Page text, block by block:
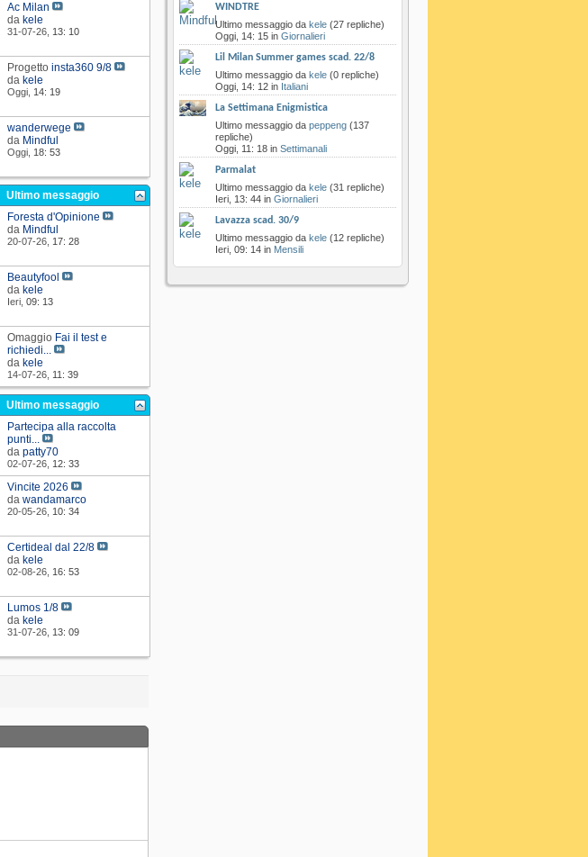
Ac Milan
da kele
31-07-26, 13: 10
Progettoinsta360 9/8
da kele
Oggi, 14: 19
wanderwege
da Mindful
Oggi, 18: 53
Ultimo messaggio
Foresta d'Opinione
da Mindful
20-07-26, 17: 28
Beautyfool
da kele
Ieri,09: 13
Omaggio Fai il test e
richiedi...
da kele
14-07-26, 11: 39
Ultimo messaggio
Partecipa alla raccolta
punti...
dapatty70
02-07-26, 12: 33
Vincite 2026
dawandamarco
20-05-26, 10: 34
Certideal dal 22/8
da kele
02-08-26, 16: 53
Lumos 1/8
da kele
31-07-26, 13: 09
WINDTRE
‎Ultimo messaggio da kele ‎(27 repliche)
Oggi, 14: 15 in Giornalieri
Lil Milan Summer games scad. 22/8
‎Ultimo messaggio da kele ‎(0 repliche)
Oggi, 14: 12 in Italiani
La Settimana Enigmistica
‎Ultimo messaggio da peppeng ‎(137
repliche)
Oggi, 11: 18 in Settimanali
Parmalat
‎Ultimo messaggio da kele ‎(31 repliche)
Ieri, 13: 44 in Giornalieri
Lavazza scad. 30/9
‎Ultimo messaggio da kele ‎(12 repliche)
Ieri, 09: 14 in Mensili